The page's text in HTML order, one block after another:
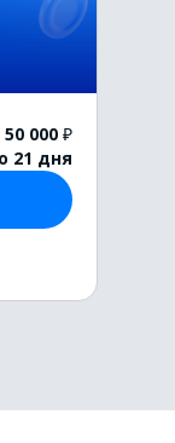
50 000 ₽
21 дня